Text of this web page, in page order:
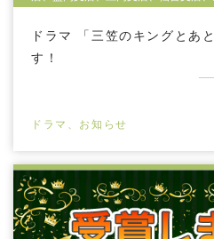
ドラマ 「三笠のキングとあ
す！
ドラマ、お知らせ